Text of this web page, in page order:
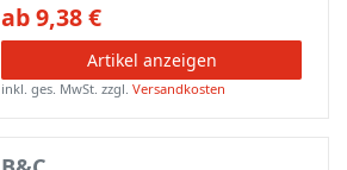
ab 9,38 €
Artikel anzeigen
inkl. ges. MwSt. zzgl.Versandkosten